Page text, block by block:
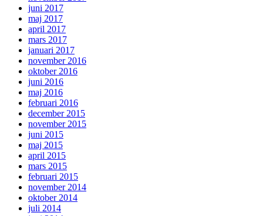
juni 2017
maj 2017
april 2017
mars 2017
januari 2017
november 2016
oktober 2016
juni 2016
maj 2016
februari 2016
december 2015
november 2015
juni 2015
maj 2015
april 2015
mars 2015
februari 2015
november 2014
oktober 2014
juli 2014